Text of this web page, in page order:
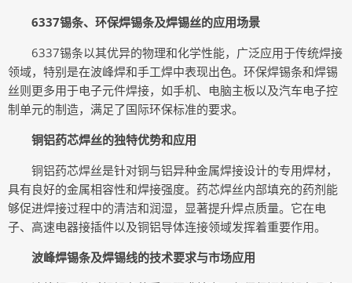
6337锡条、环保焊锡条及焊锡丝的应用场景
6337锡条以其优异的物理和化学性能，广泛应用于传统焊接
领域，特别是在波峰焊和手工焊中表现出色。环保焊锡条和焊锡
丝则更多用于电子元件焊接，如手机、电脑主板以及汽车电子控
制单元的制造，满足了国际环保标准的要求。
铜铝药芯焊丝的独特优势和应用
铜铝药芯焊丝是针对铜与铝异种金属焊接设计的专用焊材，
具有良好的金属相容性和焊接强度。药芯焊丝内部填充的药剂能
够促进焊接过程中的清洁和润湿，显著提升焊点质量。它在电
子、高速电器接插件以及铜铝导体连接领域发挥着重要作用。
波峰焊锡条及焊锡线的技术要求与市场应用